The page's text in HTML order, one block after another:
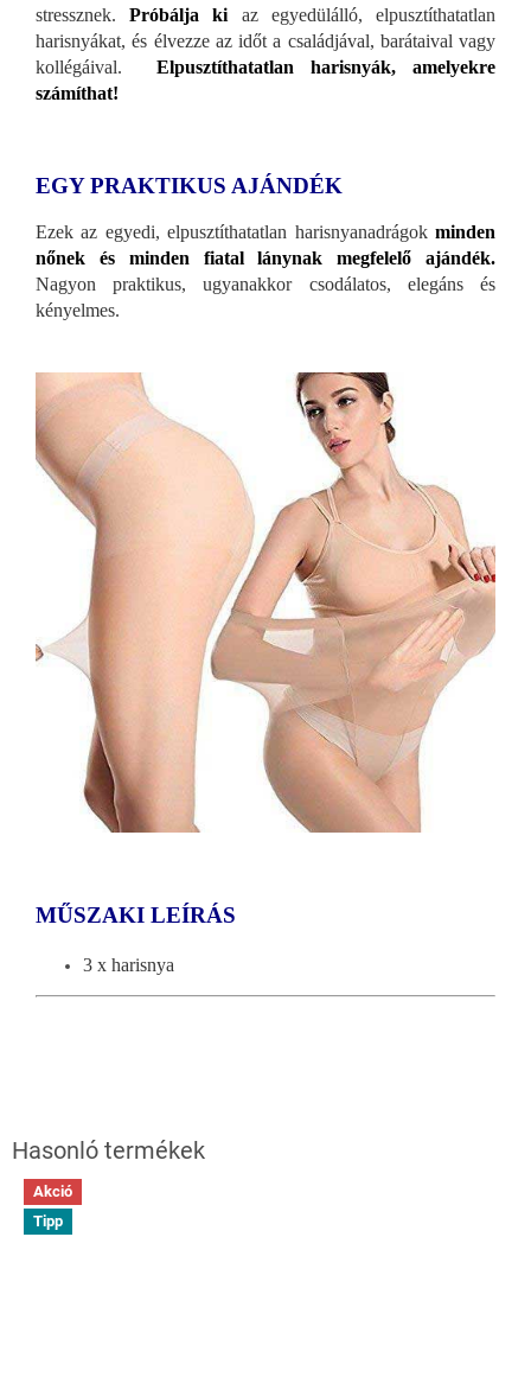
stressznek.
Próbálja ki az egyedülálló, elpusztíthatatlan
harisnyákat, és élvezze az időt a családjával, barátaival vagy
kollégáival. Elpusztíthatatlan harisnyák, amelyekre
számíthat!
EGY PRAKTIKUS AJÁNDÉK
Ezek az egyedi, elpusztíthatatlan harisnyanadrágok minden
nőnek és minden fiatal lánynak megfelelő ajándék.
Nagyon praktikus, ugyanakkor csodálatos, elegáns és
kényelmes.
MŰSZAKI LEÍRÁS
3 x harisnya
Akció
Tipp